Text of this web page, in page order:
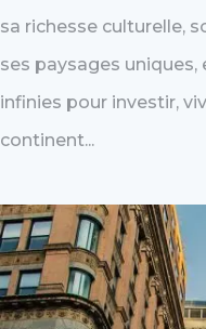
sa richesse culturelle,
ses paysages
infinies pour investir,
continent...